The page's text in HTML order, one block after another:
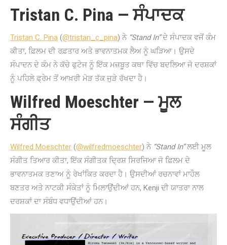
Tristan C. Pina — ਸੰਪਾਦਕ
Tristan C. Pina (@tristan_c_pina) ਨੇ “Stand In”ਦੇ ਸੰਪਾਦਕ ਵਜੋਂ ਕੰਮ
ਕੀਤਾ, ਫ਼ਿਲਮ ਦੀ ਰਫ਼ਤਾਰ ਅਤੇ ਭਾਵਨਾਤਮਕ ਲੈਅ ਨੂੰ ਘੜਿਆ। ਉਸਦੇ
ਸੰਪਾਦਨ ਦੇ ਕੰਮ ਨੇ ਕੱਚੇ ਫੁਟੇਜ ਨੂੰ ਇੱਕ ਮਜ਼ਬੂਤ ਕਥਾ ਵਿੱਚ ਬਦਲਿਆ ਜੋ ਦਰਸ਼ਕਾਂ
ਨੂੰ ਪਹਿਲੇ ਫ੍ਰੇਮ ਤੋਂ ਆਖ਼ਰੀ ਮੋੜ ਤੱਕ ਜੁੜੇ ਰੱਖਦਾ ਹੈ।
Wilfred Moeschter — ਮੂਲ
ਸੰਗੀਤ
Wilfred Moeschter (@wilfredmoeschter) ਨੇ “Stand In”ਲਈ ਮੂਲ
ਸੰਗੀਤ ਤਿਆਰ ਕੀਤਾ, ਇੱਕ ਸੰਗੀਤਕ ਦ੍ਰਿਸ਼ ਸਿਰਜਿਆ ਜੋ ਫ਼ਿਲਮ ਦੇ
ਭਾਵਨਾਤਮਕ ਤਣਾਅ ਨੂੰ ਰੇਖਾਂਕਿਤ ਕਰਦਾ ਹੈ। ਉਸਦੀਆਂ ਰਚਨਾਵਾਂ ਮਾਹੌਲ
ਬਣਤਰ ਅਤੇ ਨਾਟਕੀ ਸੰਕੇਤਾਂ ਨੂੰ ਮਿਲਾਉਂਦੀਆਂ ਹਨ, Kenji ਦੀ ਯਾਤਰਾ ਨਾਲ
ਦਰਸ਼ਕਾਂ ਦਾ ਸੰਬੰਧ ਵਧਾਉਂਦੀਆਂ ਹਨ।